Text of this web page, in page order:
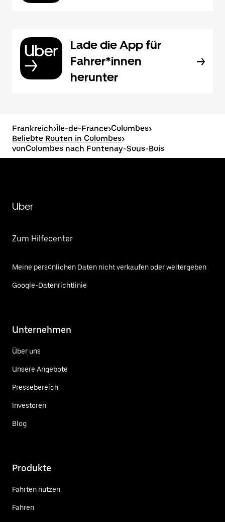
Lade die App für
Fahrer*innen
herunter
Frankreich>Île-de-France>Colombes>
Beliebte Routen in Colombes>
vonColombes nach Fontenay-Sous-Bois
Uber
Zum Hilfecenter
Meine persönlichen Daten nicht verkaufen oder weitergeben
Google-Datenrichtlinie
Unternehmen
Über uns
Unsere Angebote
Pressebereich
Investoren
Blog
Produkte
Fahrten nutzen
Fahren